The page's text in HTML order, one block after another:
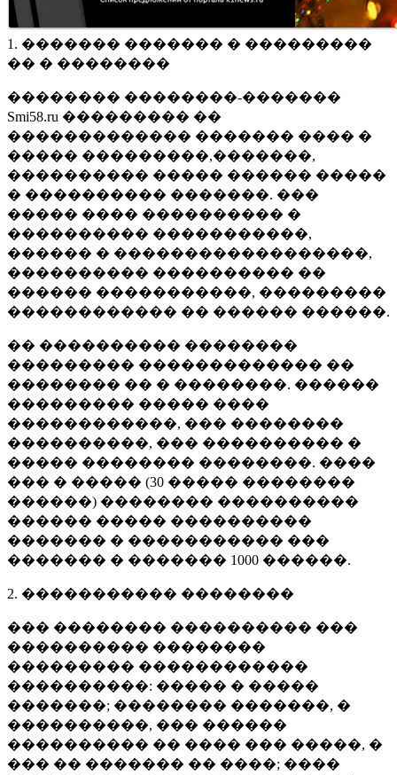
1. ������� ������� � ���������
�� � ��������
�������� ��������-�������
Smi58.ru ��������� ��
������������� ������� ���� �
����� ���������,�������,
���������� ����� ������ �����
� ���������� �������. ���
����� ���� ���������� �
���������� �����������,
������ � ������������������,
���������� ���������� ��
������ �����������, ���������
������������ �� ������ ������.
�� ���������� ��������
��������� ������������� ��
�������� �� � ��������. ������
��������� ����� ����
������������, ��� ��������
����������, ��� ���������� �
����� �������� ��������. ����
��� � ����� (30 ����� ��������
������) �������� ����������
������ ����� ����������
������� � ����������� ���
������� � ������� 1000 ������.
2. ����������� ��������
��� �������� ���������� ���
���������� ��������
��������� ������������
����������: ����� � �����
�������; �������� �������, �
����������, ��� ������
���������� �� ���� ��� �����, �
��� �� ������� �� ����; ����